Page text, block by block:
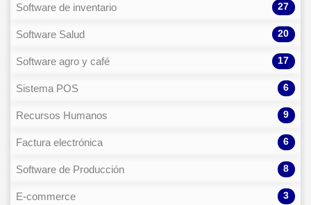
Software de inventario 27
Software Salud 20
Software agro y café 17
Sistema POS 6
Recursos Humanos 9
Factura electrónica 6
Software de Producción 8
E-commerce 3